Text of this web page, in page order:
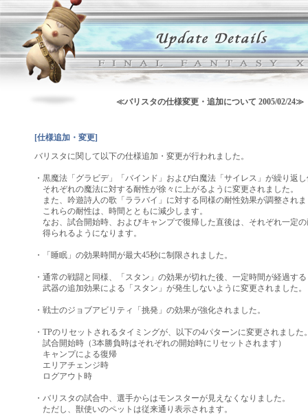
≪バリスタの仕様変更・追加について 2005/02/24≫
[仕様追加・変更]
バリスタに関して以下の仕様追加・変更が行われました。
・黒魔法「グラビデ」「バインド」および白魔法「サイレス」が繰り返
それぞれの魔法に対する耐性が徐々に上がるように変更されました。
また、吟遊詩人の歌「ララバイ」に対する同様の耐性効果が調整され
これらの耐性は、時間とともに減少します。
なお、試合開始時、およびキャンプで復帰した直後は、それぞれ一定
得られるようになります。
・「睡眠」の効果時間が最大45秒に制限されました。
・通常の戦闘と同様、「スタン」の効果が切れた後、一定時間が経過す
武器の追加効果による「スタン」が発生しないように変更されました。
・戦士のジョブアビリティ「挑発」の効果が強化されました。
・TPのリセットされるタイミングが、以下の4パターンに変更されました
試合開始時（3本勝負時はそれぞれの開始時にリセットされます）
キャンプによる復帰
エリアチェンジ時
ログアウト時
・バリスタの試合中、選手からはモンスターが見えなくなりました。
ただし、獣使いのペットは従来通り表示されます。